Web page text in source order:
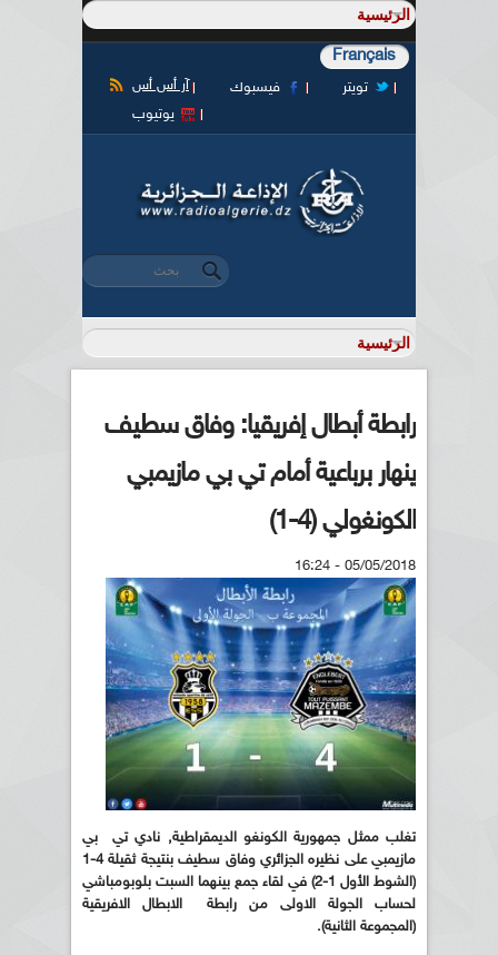
Français
آر أس أس فيسبوك
تويتر
يوتيوب
استمارة البحث
‏بحث ‏
رابطة أبطال إفريقيا: وفاق سطيف
ينهار برباعية أمام تي بي مازيمبي
الكونغولي (4-1)
05/05/2018 - 16:24
تغلب ممثل جمهورية الكونغو الديمقراطية, نادي تي
بي
مازيمبي على نظيره الجزائري وفاق سطيف بنتيجة ثقيلة 4-1
(الشوط الأول 1-2)
في لقاء جمع بينهما السبت بلوبومباشي
لحساب الجولة الاولى من رابطة
الابطال الافريقية
(المجموعة الثانية)
.